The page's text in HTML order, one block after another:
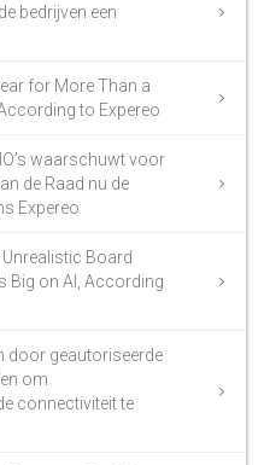
bedrijven een
for More Than a
to Expereo
waarschuwt voor
de Raad nu de
Expereo
Board
Big on AI, According
door geautoriseerde
om
connectiviteit te